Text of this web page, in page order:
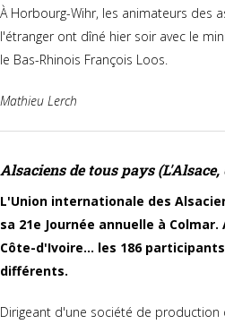
À Horbourg-Wihr, les animateurs des
l'étranger ont dîné hier soir avec le
le Bas-Rhinois François Loos.
Mathieu Lerch
Alsaciens de tous pays (L'Alsace,
L'Union internationale des
sa 21e Journée annuelle à
Côte-d'Ivoire… les 186
différents.
Dirigeant d'une société de production